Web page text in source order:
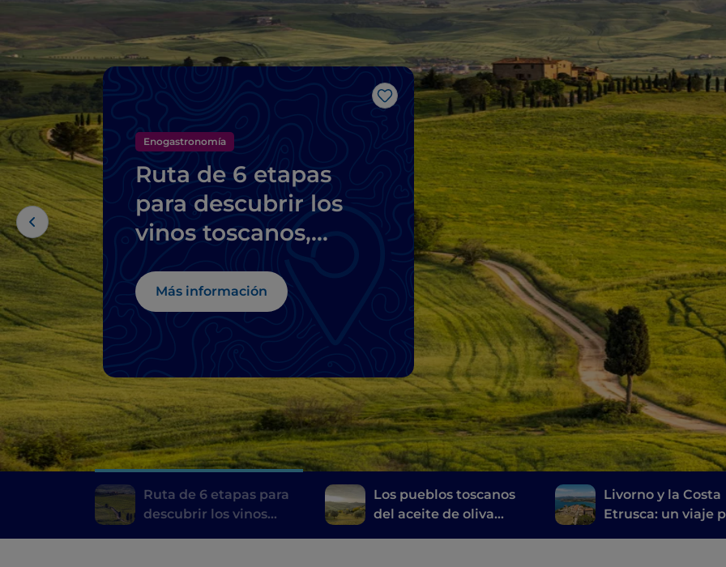
Me gusta
Enogastronomía
Ruta de 6 etapas
para descubrir los
vinos toscanos,
Montalcino hasta el
Chianti
Más información
Ruta de 6 etapas para
descubrir los vinos
Los pueblos toscanos
del aceite de oliva
Livorno y la Costa
Etrusca: un viaje